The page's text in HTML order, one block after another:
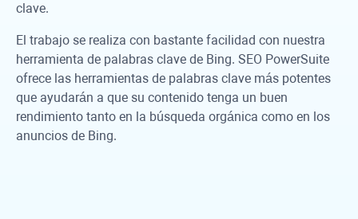
clave.
El trabajo se realiza con bastante facilidad con nuestra
herramienta de palabras clave de Bing. SEO PowerSuite
ofrece las herramientas de palabras clave más potentes
que ayudarán a que su contenido tenga un buen
rendimiento tanto en la búsqueda orgánica como en los
anuncios de Bing.